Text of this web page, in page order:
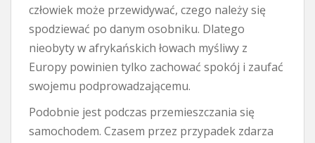
człowiek może przewidywać, czego należy się
spodziewać po danym osobniku. Dlatego
nieobyty w afrykańskich łowach myśliwy z
Europy powinien tylko zachować spokój i zaufać
swojemu podprowadzającemu.
Podobnie jest podczas przemieszczania się
samochodem. Czasem przez przypadek zdarza